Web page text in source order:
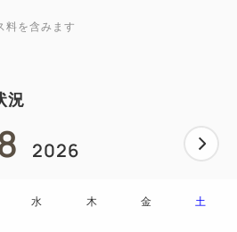
料を含みます
況
2026
水 木 金 土